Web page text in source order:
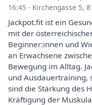
16:45 · Kirchengasse 5,
Jackpot.fit ist ein
mit der
Beginner:innen und
an Erwachsene
Bewegung im Alltag.
und Ausdauertraining,
sind die Stärkung des
Kräftigung der